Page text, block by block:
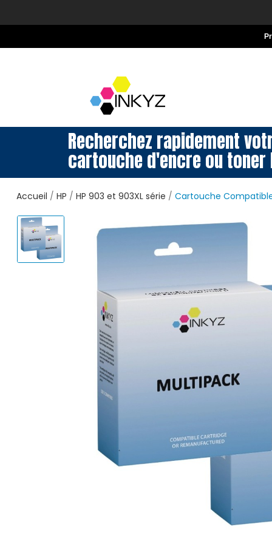
Recherchez rapidement
cartouche d'encre ou toner
Accueil HP HP 903 et 903XL série Cartouche Compatible